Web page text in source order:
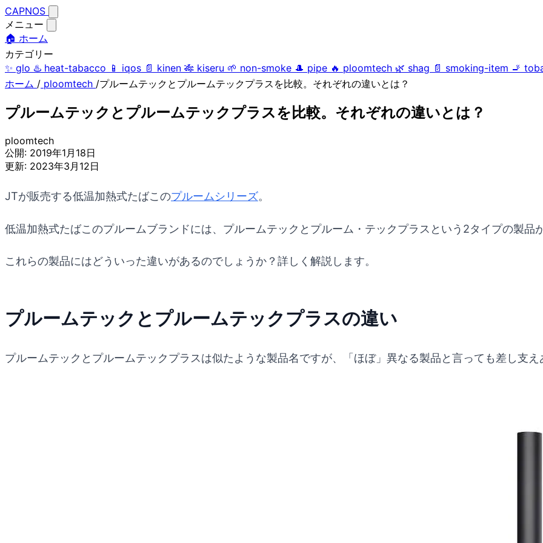
CAPNOS
メニュー
🏠 ホーム
カテゴリー
✨ glo ♨️ heat-tabacco 📱 iqos 📄 kinen 🎋 kiseru 🌱 non-smoke 🎩 pipe 🔥 ploomtech 🌿 shag 📄 smoking-item 🚬
ホーム / ploomtech /プルームテックとプルームテックプラスを比較。それぞれの違いとは？
プルームテックとプルームテックプラスを比較。それぞれの違いとは？
ploomtech
公開: 2019年1月18日
更新: 2023年3月12日
JTが販売する低温加熱式たばこのプルームシリーズ。
低温加熱式たばこのプルームブランドには、プルームテックとプルーム・テックプラスという2タイプの製品
これらの製品にはどういった違いがあるのでしょうか？詳しく解説します。
プルームテックとプルームテックプラスの違い
プルームテックとプルームテックプラスは似たような製品名ですが、「ほぼ」異なる製品と言っても差し支え